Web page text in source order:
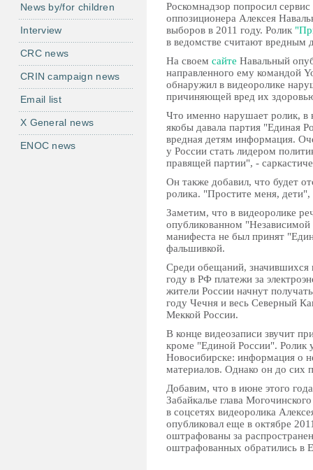
Роскомнадзор попросил
оппозиционера Алексея
выборов в 2011 году. Ролик
в ведомстве считают вредным
На своем сайте Навальный
направленного ему командой
обнаружил в видеоролике
причиняющей вред их
Что именно нарушает ролик, в
якобы давала партия "Единая
вредная детям информация.
у России стать лидером
правящей партии", -
Он также добавил, что будет
ролика. "Простите меня,
Заметим, что в видеоролике
опубликованном "Независимой
манифеста не был принят
фальшивкой.
Среди обещаний, значившихся
году в РФ платежи за
жители России начнут
году Чечня и весь Северный
Меккой России.
В конце видеозаписи звучит
кроме "Единой России". Ролик
Новосибирске: информация о
материалов. Однако он до сих
Добавим, что в июне этого
Забайкалье глава
в соцсетях видеоролика
опубликовал еще в октябре
оштрафованы за
оштрафованных обратились в
News by/for children
Interview
CRC news
CRIN campaign news
Email list
X General news
ENOC news